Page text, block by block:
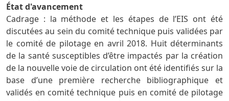
État d'avancement
Cadrage : la méthode et les étapes de l’EIS ont été
discutées au sein du comité technique puis validées par
le comité de pilotage en avril 2018. Huit déterminants
de la santé susceptibles d’être impactés par la création
de la nouvelle voie de circulation ont été identifiés sur la
base d’une première recherche bibliographique et
validés en comité technique puis en comité de pilotage